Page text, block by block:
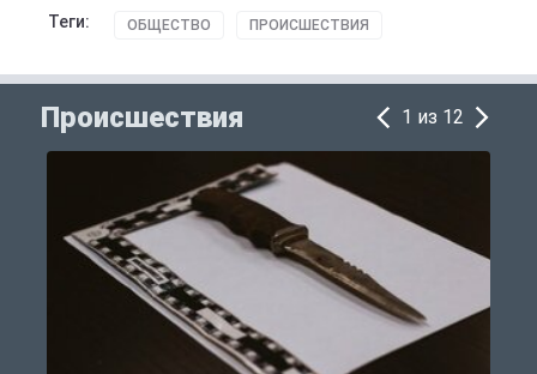
Теги: ОБЩЕСТВО ПРОИСШЕСТВИЯ
Происшествия 1 из 12